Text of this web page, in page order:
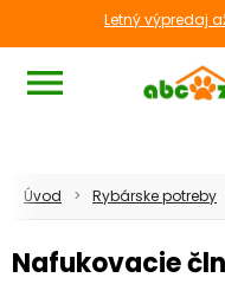
Letný výpredaj
menu
Úvod Rybárske potreby
Nafukovacie